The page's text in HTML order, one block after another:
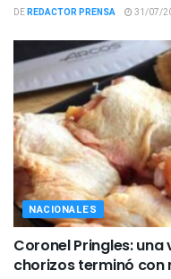
DEREDACTOR PRENSA 31/07/
NACIONALES
Coronel Pringles:
chorizos terminó con